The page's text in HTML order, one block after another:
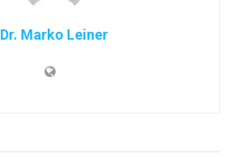
Dr. Marko Leiner